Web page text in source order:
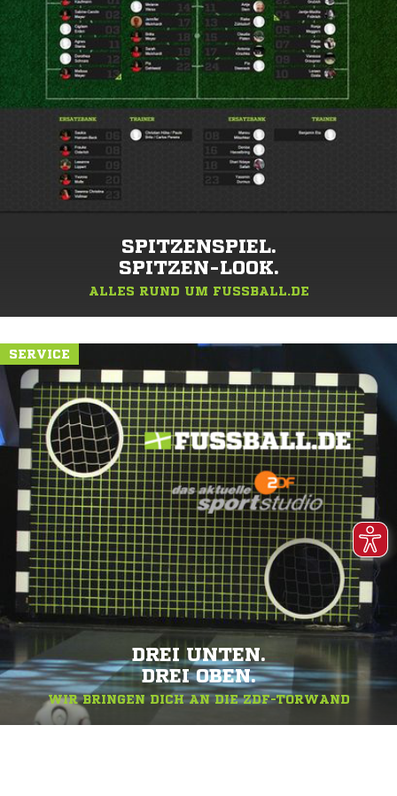
SPITZENSPIEL.
SPITZEN-LOOK.
ALLES RUND UM FUSSBALL.DE
SERVICE
DREI UNTEN.
DREI OBEN.
WIR BRINGEN DICH AN DIE ZDF-TORWAND